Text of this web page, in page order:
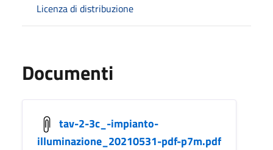
Licenza di distribuzione
Documenti
tav-2-3c_-impianto-
illuminazione_20210531-pdf-p7m.pdf